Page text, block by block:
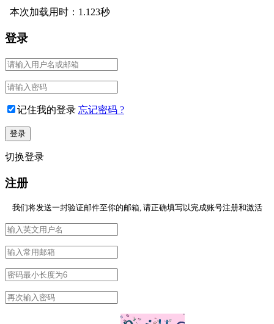
本次加载用时：1.123秒
登录
记住我的登录 忘记密码 ?
切换登录
注册
我们将发送一封验证邮件至你的邮箱, 请正确填写以完成账号注册和激活